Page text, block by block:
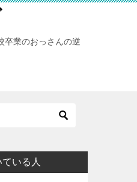
卒業のおっさんの逆
いる人